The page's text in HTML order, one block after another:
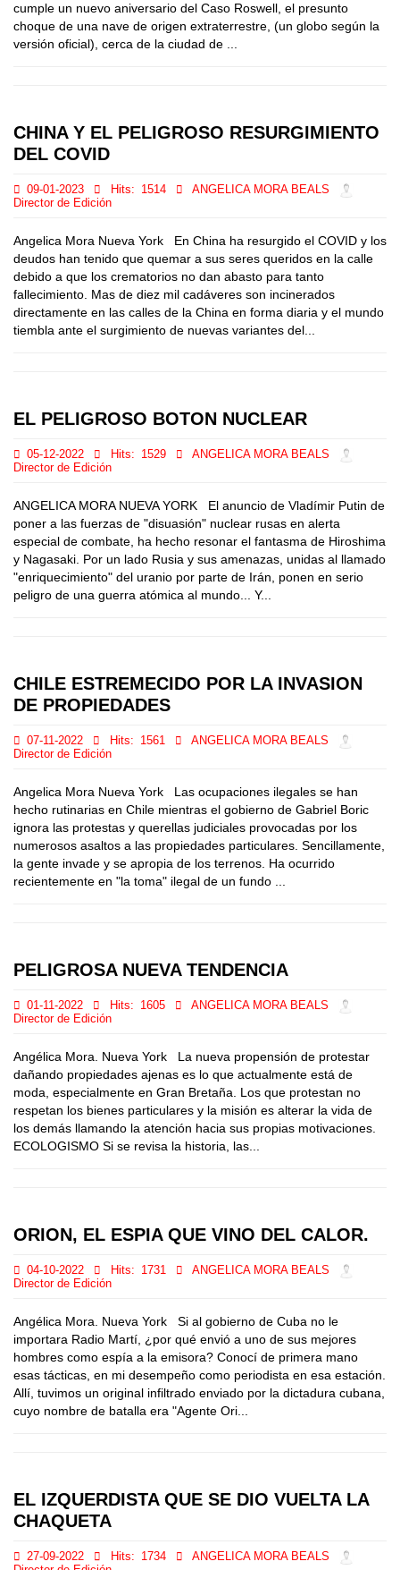
cumple un nuevo aniversario del Caso Roswell, el presunto
choque de una nave de origen extraterrestre, (un globo según la
versión oficial), cerca de la ciudad de ...
CHINA Y EL PELIGROSO RESURGIMIENTO
DEL COVID
09-01-2023 Hits: 1514
ANGELICA MORA BEALS
Director de Edición
Angelica Mora Nueva York En China ha resurgido el COVID y los
deudos han tenido que quemar a sus seres queridos en la calle
debido a que los crematorios no dan abasto para tanto
fallecimiento. Mas de diez mil cadáveres son incinerados
directamente en las calles de la China en forma diaria y el mundo
tiembla ante el surgimiento de nuevas variantes del...
EL PELIGROSO BOTON NUCLEAR
05-12-2022 Hits: 1529
ANGELICA MORA BEALS
Director de Edición
ANGELICA MORA NUEVA YORK El anuncio de Vladímir Putin de
poner a las fuerzas de "disuasión" nuclear rusas en alerta
especial de combate, ha hecho resonar el fantasma de Hiroshima
y Nagasaki. Por un lado Rusia y sus amenazas, unidas al llamado
"enriquecimiento" del uranio por parte de Irán, ponen en serio
peligro de una guerra atómica al mundo... Y...
CHILE ESTREMECIDO POR LA INVASION
DE PROPIEDADES
07-11-2022 Hits: 1561
ANGELICA MORA BEALS
Director de Edición
Angelica Mora Nueva York Las ocupaciones ilegales se han
hecho rutinarias en Chile mientras el gobierno de Gabriel Boric
ignora las protestas y querellas judiciales provocadas por los
numerosos asaltos a las propiedades particulares. Sencillamente,
la gente invade y se apropia de los terrenos. Ha ocurrido
recientemente en "la toma" ilegal de un fundo ...
PELIGROSA NUEVA TENDENCIA
01-11-2022 Hits: 1605
ANGELICA MORA BEALS
Director de Edición
Angélica Mora. Nueva York La nueva propensión de protestar
dañando propiedades ajenas es lo que actualmente está de
moda, especialmente en Gran Bretaña. Los que protestan no
respetan los bienes particulares y la misión es alterar la vida de
los demás llamando la atención hacia sus propias motivaciones.
ECOLOGISMO Si se revisa la historia, las...
ORION, EL ESPIA QUE VINO DEL CALOR.
04-10-2022 Hits: 1731
ANGELICA MORA BEALS
Director de Edición
Angélica Mora. Nueva York Si al gobierno de Cuba no le
importara Radio Martí, ¿por qué envió a uno de sus mejores
hombres como espía a la emisora? Conocí de primera mano
esas tácticas, en mi desempeño como periodista en esa estación.
Allí, tuvimos un original infiltrado enviado por la dictadura cubana,
cuyo nombre de batalla era "Agente Ori...
EL IZQUERDISTA QUE SE DIO VUELTA LA
CHAQUETA
27-09-2022 Hits: 1734
ANGELICA MORA BEALS